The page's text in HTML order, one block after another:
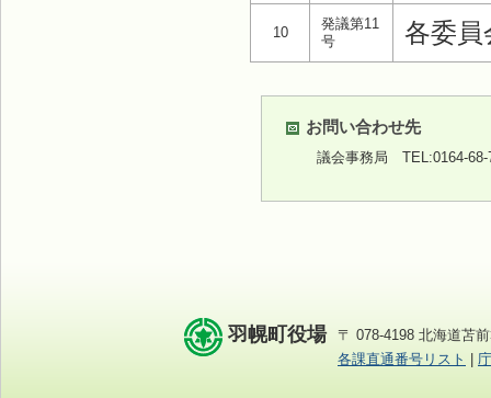
10
発議第11
号
各委
お問い合わせ先
議会事務局 TEL:0164-
羽幌町役場
〒 078-4198 北海道苫
各課直通番号リスト